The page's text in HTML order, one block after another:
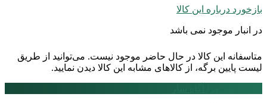
بازخورد درباره این کالا
در انبار موجود نمی باشد
متاسفانه این کالا در حال حاضر موجود نیست. می‌توانید از طریق
لیست پایین برگه، از کالاهای مشابه این کالا دیدن نمایید.